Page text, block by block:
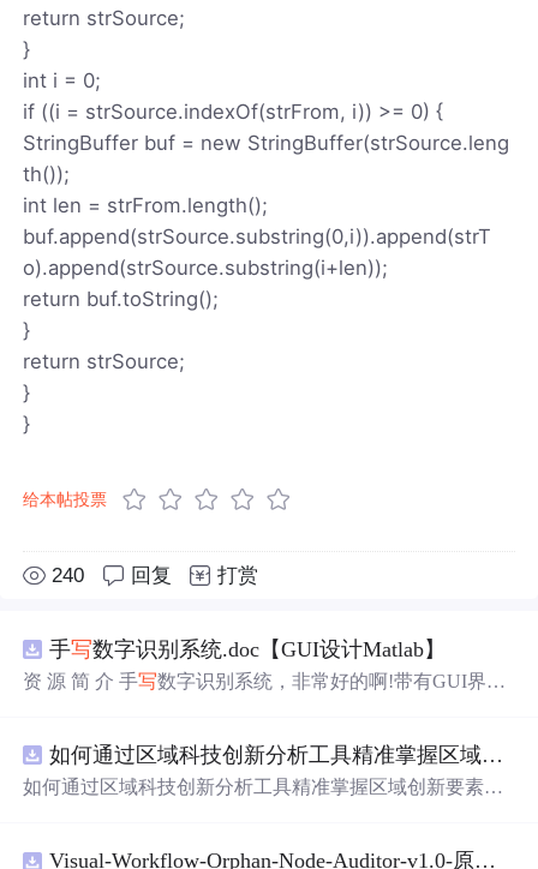
return strSource;
}
int i = 0;
if ((i = strSource.indexOf(strFrom, i)) >= 0) {
StringBuffer buf = new StringBuffer(strSource.leng
th());
int len = strFrom.length();
buf.append(strSource.substring(0,i)).append(strT
o).append(strSource.substring(i+len));
return buf.toString();
}
return strSource;
}
}
给本帖投票
240 回复 打赏
手写数字识别系统.doc【GUI设计Matlab】
资 源 简 介 手写数字识别系统，非常好的啊!带有GUI界
带有直观的图形用户界面（GUI），非常容易使用。你只
需要将手写数字输入系统，它将立即给出准确的识别结
是一个非常方便和实用的工具，你一定会喜欢它的！
如何通过区域科技创新分析工具精准掌握区域创新要素分布与产业链融合现状？.docx
如何通过区域科技创新分析工具精准掌握区域创新要素分
Visual-Workflow-Orphan-Node-Auditor-v1.0-原创源码与文档.zip